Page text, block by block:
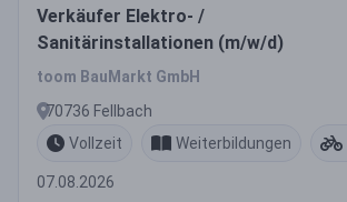
Verkäufer Elektro- /
Sanitärinstallationen (m/w/d)
toom BauMarkt GmbH
70736 Fellbach
Vollzeit
Weiterbildungen
07.08.2026